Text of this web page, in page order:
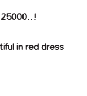
in red dress